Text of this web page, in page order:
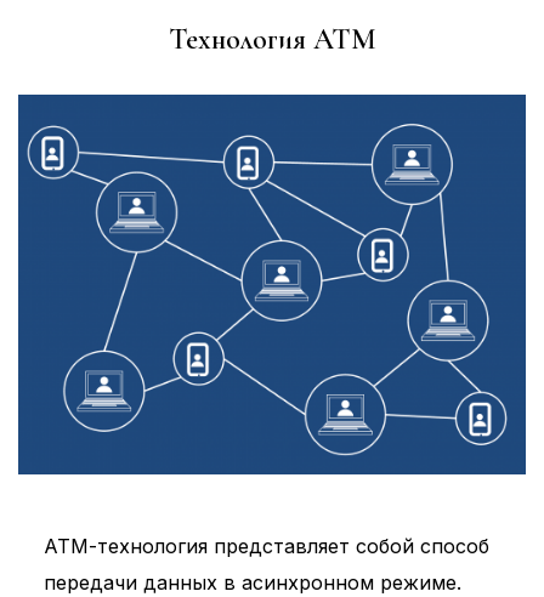
Технология ATM
АТМ-технология представляет собой способ
передачи данных в асинхронном режиме.